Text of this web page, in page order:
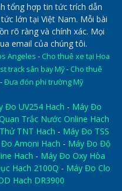
tổng hợp tin tức trích dẫn
lớn tại Việt Nam. Mỗi bài
rõ ràng và chính xác. Mọi
email của chúng tôi.
Angeles - Cho thuê xe tại Hoa
track sân bay Mỹ- Cho thuê
-Đưa đón phi trường Mỹ
Đo UV254 Hach - Máy Đo
Trắc Nước Online Hach
TNT Hach - Máy Đo TSS
Amoni Hach - Máy Đo Độ
Hach - Máy Đo Oxy Hòa
Hach 2100Q - Máy Đo Clo
Hach DR3900